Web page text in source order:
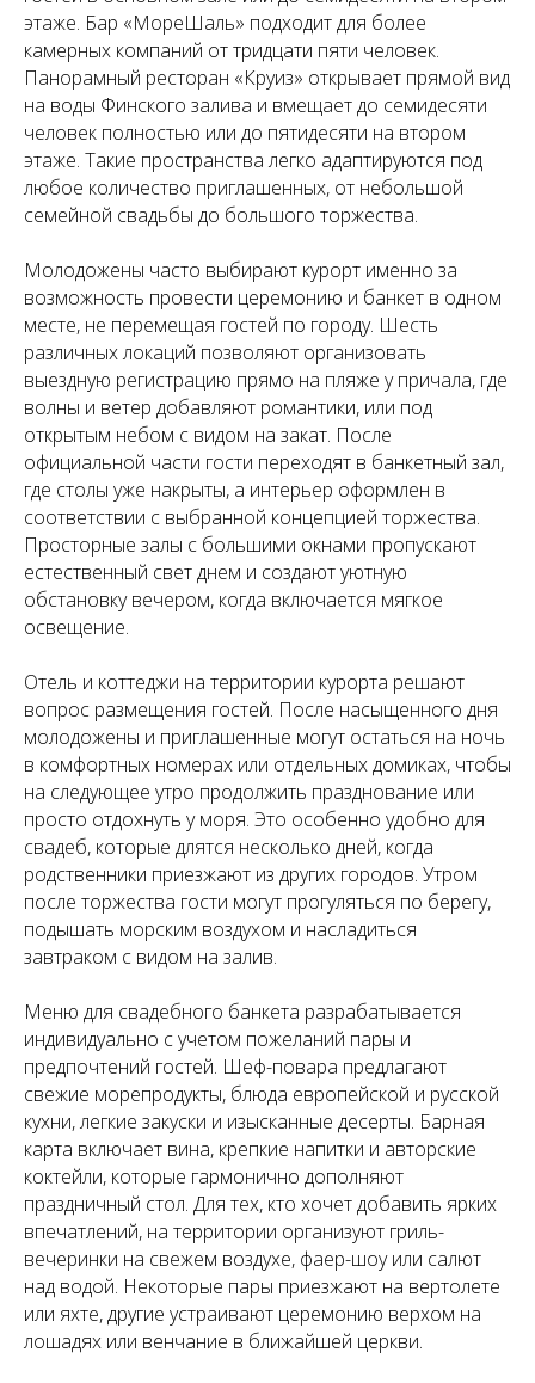
этаже. Бар «МореШаль» подходит для более
камерных компаний от тридцати пяти человек.
Панорамный ресторан «Круиз» открывает прямой вид
на воды Финского залива и вмещает до семидесяти
человек полностью или до пятидесяти на втором
этаже. Такие пространства легко адаптируются под
любое количество приглашенных, от небольшой
семейной свадьбы до большого торжества.
Молодожены часто выбирают курорт именно за
возможность провести церемонию и банкет в одном
месте, не перемещая гостей по городу. Шесть
различных локаций позволяют организовать
выездную регистрацию прямо на пляже у причала, где
волны и ветер добавляют романтики, или под
открытым небом с видом на закат. После
официальной части гости переходят в банкетный зал,
где столы уже накрыты, а интерьер оформлен в
соответствии с выбранной концепцией торжества.
Просторные залы с большими окнами пропускают
естественный свет днем и создают уютную
обстановку вечером, когда включается мягкое
освещение.
Отель и коттеджи на территории курорта решают
вопрос размещения гостей. После насыщенного дня
молодожены и приглашенные могут остаться на ночь
в комфортных номерах или отдельных домиках, чтобы
на следующее утро продолжить празднование или
просто отдохнуть у моря. Это особенно удобно для
свадеб, которые длятся несколько дней, когда
родственники приезжают из других городов. Утром
после торжества гости могут прогуляться по берегу,
подышать морским воздухом и насладиться
завтраком с видом на залив.
Меню для свадебного банкета разрабатывается
индивидуально с учетом пожеланий пары и
предпочтений гостей. Шеф-повара предлагают
свежие морепродукты, блюда европейской и русской
кухни, легкие закуски и изысканные десерты. Барная
карта включает вина, крепкие напитки и авторские
коктейли, которые гармонично дополняют
праздничный стол. Для тех, кто хочет добавить ярких
впечатлений, на территории организуют гриль-
вечеринки на свежем воздухе, фаер-шоу или салют
над водой. Некоторые пары приезжают на вертолете
или яхте, другие устраивают церемонию верхом на
лошадях или венчание в ближайшей церкви.